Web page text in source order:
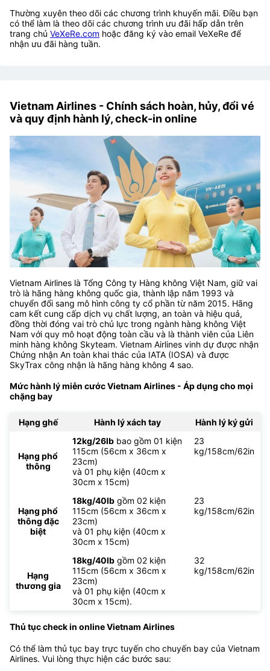
Thường xuyên theo dõi các chương trình khuyến mãi. Điều bạn
có thể làm là theo dõi các chương trình ưu đãi hấp dẫn trên
trang chủ VeXeRe.com hoặc đăng ký vào email VeXeRe để
nhận ưu đãi hàng tuần.
Vietnam Airlines - Chính sách hoàn, hủy, đổi vé
và quy định hành lý, check-in online
Vietnam Airlines là Tổng Công ty Hàng không Việt Nam, giữ vai
trò là hãng hàng không quốc gia, thành lập năm 1993 và
chuyển đổi sang mô hình công ty cổ phần từ năm 2015. Hãng
cam kết cung cấp dịch vụ chất lượng, an toàn và hiệu quả,
đồng thời đóng vai trò chủ lực trong ngành hàng không Việt
Nam với quy mô hoạt động toàn cầu và là thành viên của Liên
minh hàng không Skyteam. Vietnam Airlines vinh dự được nhận
Chứng nhận An toàn khai thác của IATA (IOSA) và được
SkyTrax công nhận là hãng hàng không 4 sao.
Mức hành lý miễn cước Vietnam Airlines - Áp dụng cho mọi
chặng bay
Hạng ghế Hành lý xách tay Hành lý ký gửi
Hạng phổ
thông
12kg/26lb bao gồm 01 kiện
115cm (56cm x 36cm x
23cm)
và 01 phụ kiện (40cm x
30cm x 15cm)
23
kg/158cm/62in
Hạng phổ
thông đặc
biệt
18kg/40lb gồm 02 kiện
115cm (56cm x 36cm x
23cm)
và 01 phụ kiện (40cm x
30cm x 15cm)
23
kg/158cm/62in
Hạng
thương gia
18kg/40lb gồm 02 kiện
115cm (56cm x 36cm x
23cm)
và 01 phụ kiện (40cm x
30cm x 15cm).
32
kg/158cm/62in
Thủ tục check in online Vietnam Airlines
Có thể làm thủ tục bay trực tuyến cho chuyến bay của Vietnam
Airlines. Vui lòng thực hiện các bước sau: